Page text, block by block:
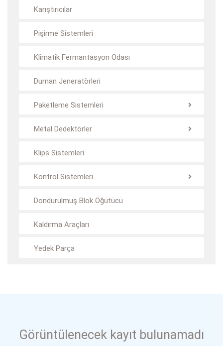
Karıştırıcılar
Pişirme Sistemleri
Klimatik Fermantasyon Odası
Duman Jeneratörleri
Paketleme Sistemleri
Metal Dedektörler
Klips Sistemleri
Kontrol Sistemleri
Dondurulmuş Blok Öğütücü
Kaldırma Araçları
Yedek Parça
Görüntülenecek kayıt bulunamadı